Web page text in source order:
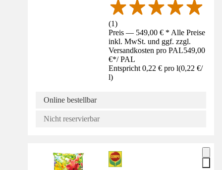
(1)
Preis — 549,00 € * Alle Preise
inkl. MwSt. und ggf. zzgl.
Versandkosten pro PAL549,00
€*/ PAL
Entspricht 0,22 € pro l(0,22 €/
l)
Online bestellbar
Nicht reservierbar